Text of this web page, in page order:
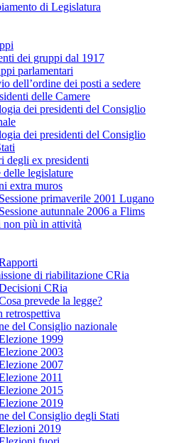
di Legislatura
dei gruppi dal 1917
parlamentari
dell’ordine dei posti a sedere
delle Camere
dei presidenti del Consiglio
dei presidenti del Consiglio
degli ex presidenti
delle legislature
extra muros
Sessione primaverile 2001 Lugano
Sessione autunnale 2006 a Flims
non più in attività
di riabilitazione CRia
CRia
prevede la legge?
retrospettiva
del Consiglio nazionale
1999
2003
2007
2011
2015
2019
del Consiglio degli Stati
2019